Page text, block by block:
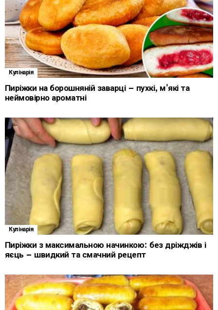
Кулінарія
Пиріжки на борошняній заварці – пухкі, м’які та
неймовірно ароматні
Кулінарія
Пиріжки з максимальною начинкою: без дріжджів і
яєць – швидкий та смачний рецепт